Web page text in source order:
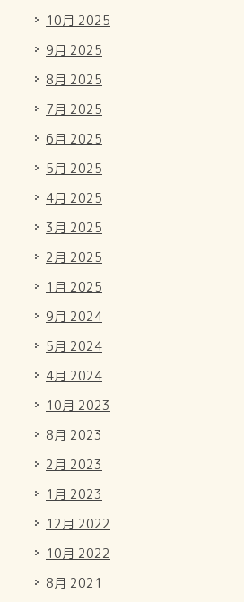
10月 2025
9月 2025
8月 2025
7月 2025
6月 2025
5月 2025
4月 2025
3月 2025
2月 2025
1月 2025
9月 2024
5月 2024
4月 2024
10月 2023
8月 2023
2月 2023
1月 2023
12月 2022
10月 2022
8月 2021